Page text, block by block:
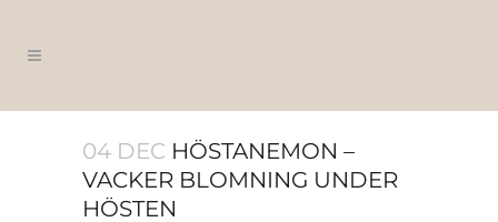
04 DEC HÖSTANEMON –
VACKER BLOMNING UNDER
HÖSTEN